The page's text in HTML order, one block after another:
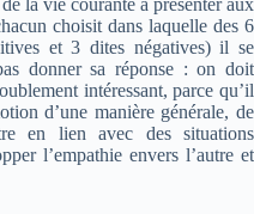
choisit dans laquelle des 6
et 3 dites négatives) il se
donner sa réponse : on doit
intéressant, parce qu’il
d’une manière générale, de
en lien avec des situations
l’empathie envers l’autre et